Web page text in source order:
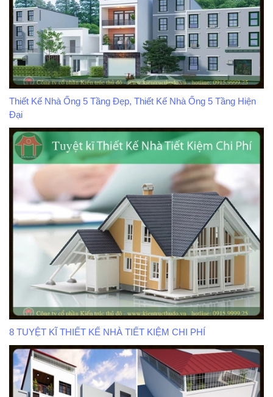
Thiết Kế Nhà Ống 5 Tầng Đẹp, Thiết Kế Nhà Ống 5 Tầng Hiện
Đại
8 TUYỆT KĨ THIẾT KẾ NHÀ TIẾT KIỆM CHI PHÍ